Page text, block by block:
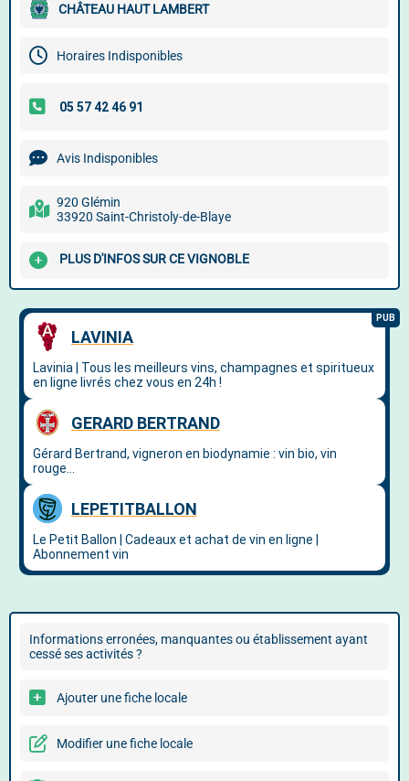
CHÂTEAU HAUT LAMBERT
Horaires Indisponibles
Avis Indisponibles
920 Glémin
33920 Saint-Christoly-de-Blaye
PLUS D'INFOS SUR CE VIGNOBLE
Informations erronées, manquantes ou établissement ayant
cessé ses activités ?
Ajouter une fiche locale
Modifier une fiche locale